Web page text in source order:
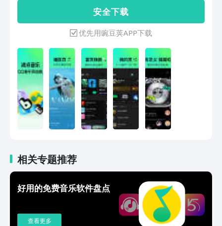
漫、电音、摇滚，从大众流行到小众宝
藏、从新歌热歌到怀旧金曲，为你的耳朵
带来一场舒适的听觉旅行！「极简操作」
一键进入即可听歌，免去找歌烦恼！「心
流音乐推荐」比你自己更了解你的音乐口
味，为你的听觉过程频频制造惊喜！「趣
味电台」24小时音乐场景电台应用，从
学习到睡眠、从通勤、跑步到开车、
citywailk等等，覆盖24小时生活时间
线；更有学习自习室，让顶流艺人陪你一
起沉浸学习！「潮酷播放器」追星小神
潮设计！「沉浸式音乐背景」用你的视频
故事作为音乐视频，让自己沉浸在音乐的
安 全 下 载
优先用豌豆荚APP下载
相关专题推荐
好用的免费音乐软件盘点
查看更多